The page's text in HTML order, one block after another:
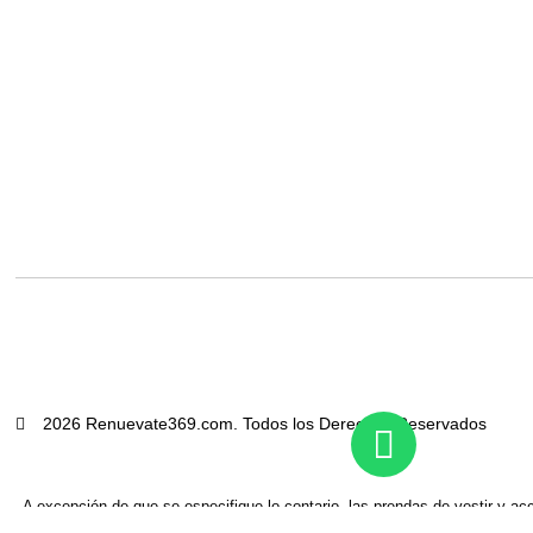
2026 Renuevate369.com. Todos los Derechos Reservados
A excepción de que se especifique lo contario, las prendas de vestir y